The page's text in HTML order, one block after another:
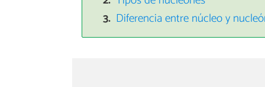
Diferencia entre núcleo y